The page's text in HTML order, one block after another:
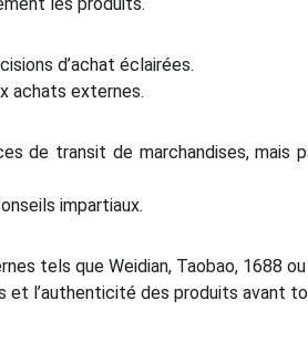
d’achat éclairées.
achats externes.
de transit de marchandises, mais
impartiaux.
tels que Weidian, Taobao, 1688 ou
et l’authenticité des produits avant